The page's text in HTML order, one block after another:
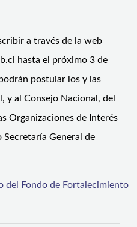
a través de la web
hasta el próximo 3 de
postular los y las
y al Consejo Nacional, del
Organizaciones de Interés
Secretaría General de
del Fondo de Fortalecimiento